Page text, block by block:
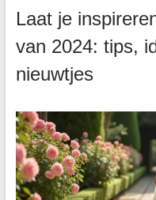
Laat je
van 2024: tips,
nieuwtjes